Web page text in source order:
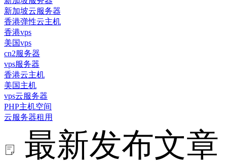
新加坡云服务器
香港弹性云主机
香港vps
美国vps
cn2服务器
vps服务器
香港云主机
美国主机
vps云服务器
PHP主机空间
云服务器租用
最新发布文章